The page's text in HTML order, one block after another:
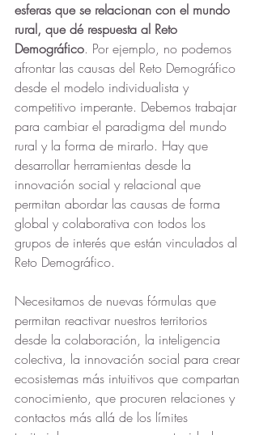
esferas que se relacionan con el mundo
rural, que dé respuesta al Reto
Demográfico. Por ejemplo, no podemos
afrontar las causas del Reto Demográfico
desde el modelo individualista y
competitivo imperante. Debemos trabajar
para cambiar el paradigma del mundo
rural y la forma de mirarlo. Hay que
desarrollar herramientas desde la
innovación social y relacional que
permitan abordar las causas de forma
global y colaborativa con todos los
grupos de interés que están vinculados al
Reto Demográfico.
Necesitamos de nuevas fórmulas que
permitan reactivar nuestros territorios
desde la colaboración, la inteligencia
colectiva, la innovación social para crear
ecosistemas más intuitivos que compartan
conocimiento, que procuren relaciones y
contactos más allá de los límites